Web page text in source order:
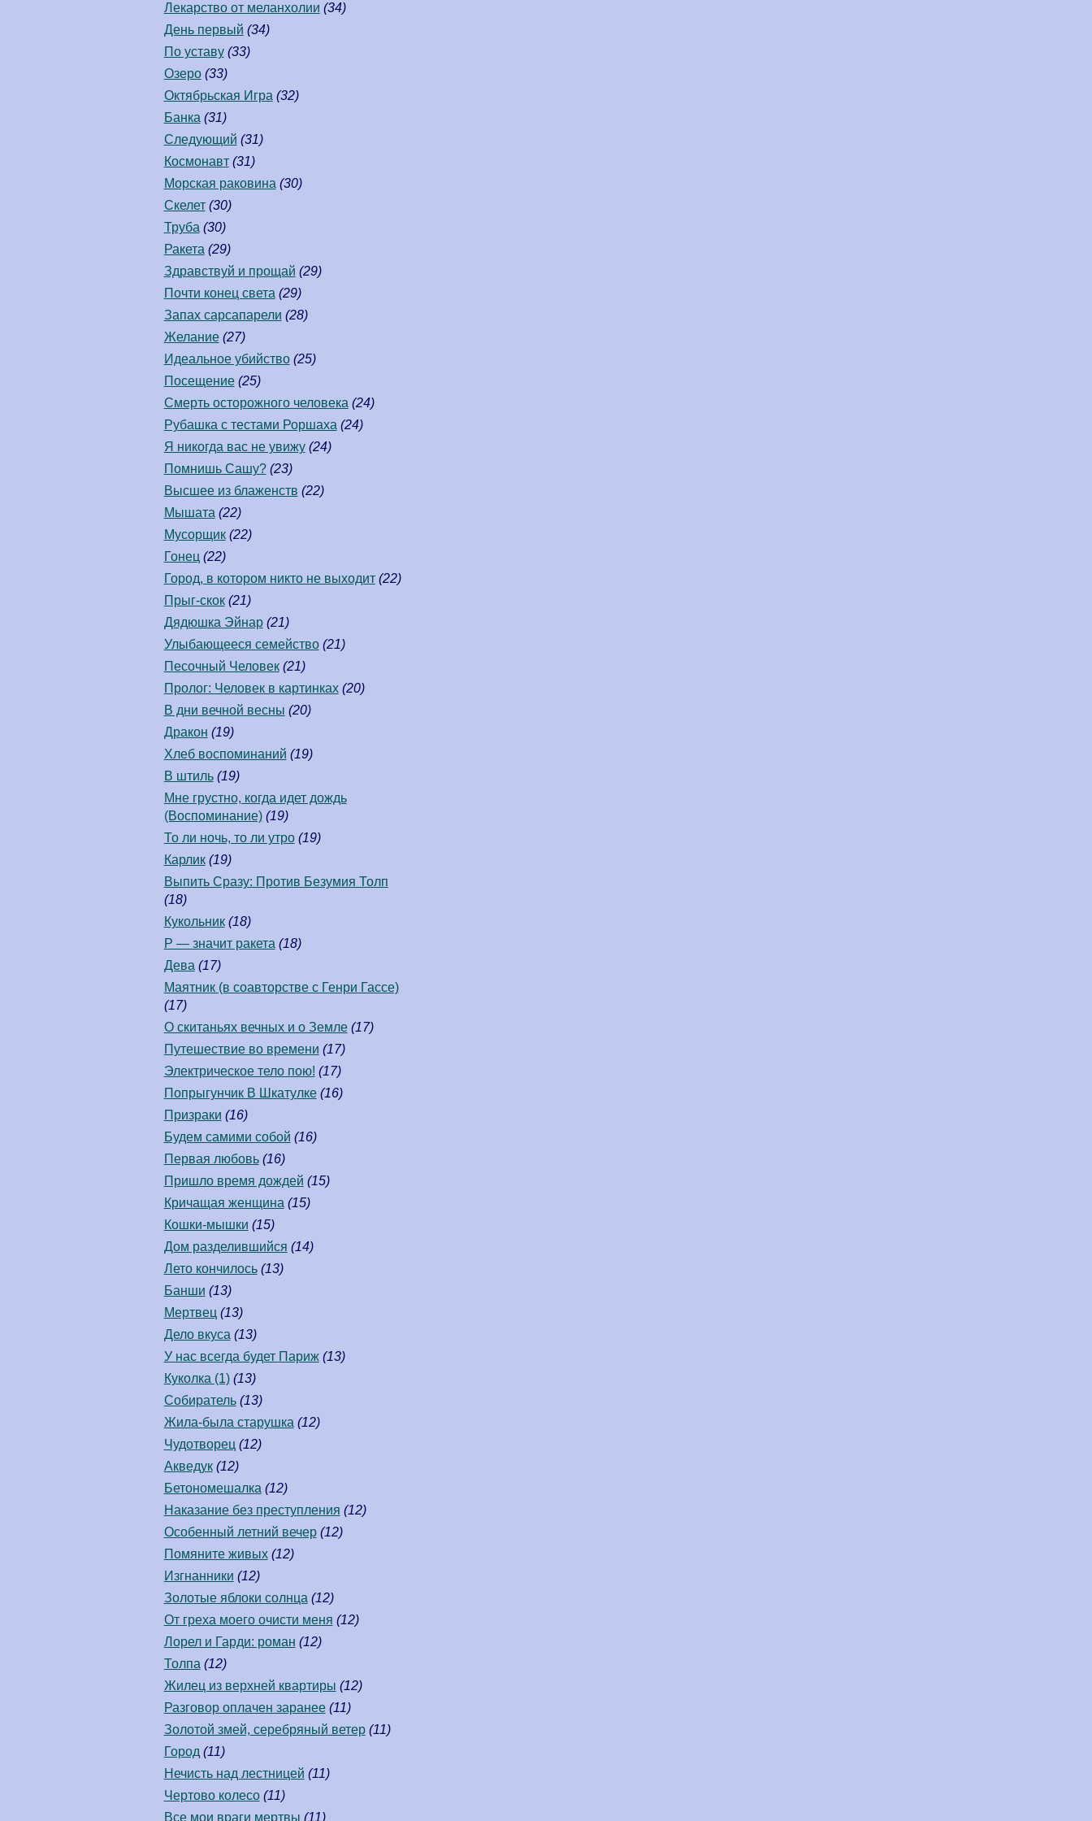
Лекарство от меланхолии (34)
День первый (34)
По уставу (33)
Озеро (33)
Октябрьская Игра (32)
Банка (31)
Следующий (31)
Космонавт (31)
Морская раковина (30)
Скелет (30)
Труба (30)
Ракета (29)
Здравствуй и прощай (29)
Почти конец света (29)
Запах сарсапарели (28)
Желание (27)
Идеальное убийство (25)
Посещение (25)
Смерть осторожного человека (24)
Рубашка с тестами Роршаха (24)
Я никогда вас не увижу (24)
Помнишь Сашу? (23)
Высшее из блаженств (22)
Мышата (22)
Мусорщик (22)
Гонец (22)
Город, в котором никто не выходит (22)
Прыг-скок (21)
Дядюшка Эйнар (21)
Улыбающееся семейство (21)
Песочный Человек (21)
Пролог: Человек в картинках (20)
В дни вечной весны (20)
Дракон (19)
Хлеб воспоминаний (19)
В штиль (19)
Мне грустно, когда идет дождь
(Воспоминание) (19)
То ли ночь, то ли утро (19)
Карлик (19)
Выпить Сразу: Против Безумия Толп
(18)
Кукольник (18)
Р — значит ракета (18)
Дева (17)
Маятник (в соавторстве c Генри Гассе)
(17)
О скитаньях вечных и о Земле (17)
Путешествие во времени (17)
Электрическое тело пою! (17)
Попрыгунчик В Шкатулке (16)
Призраки (16)
Будем самими собой (16)
Первая любовь (16)
Пришло время дождей (15)
Кричащая женщина (15)
Кошки-мышки (15)
Дом разделившийся (14)
Лето кончилось (13)
Банши (13)
Мертвец (13)
Дело вкуса (13)
У нас всегда будет Париж (13)
Куколка (1) (13)
Собиратель (13)
Жила-была старушка (12)
Чудотворец (12)
Акведук (12)
Бетономешалка (12)
Наказание без преступления (12)
Особенный летний вечер (12)
Помяните живых (12)
Изгнанники (12)
Золотые яблоки солнца (12)
От греха моего очисти меня (12)
Лорел и Гарди: роман (12)
Толпа (12)
Жилец из верхней квартиры (12)
Разговор оплачен заранее (11)
Золотой змей, серебряный ветер (11)
Город (11)
Нечисть над лестницей (11)
Чертово колесо (11)
Все мои враги мертвы (11)